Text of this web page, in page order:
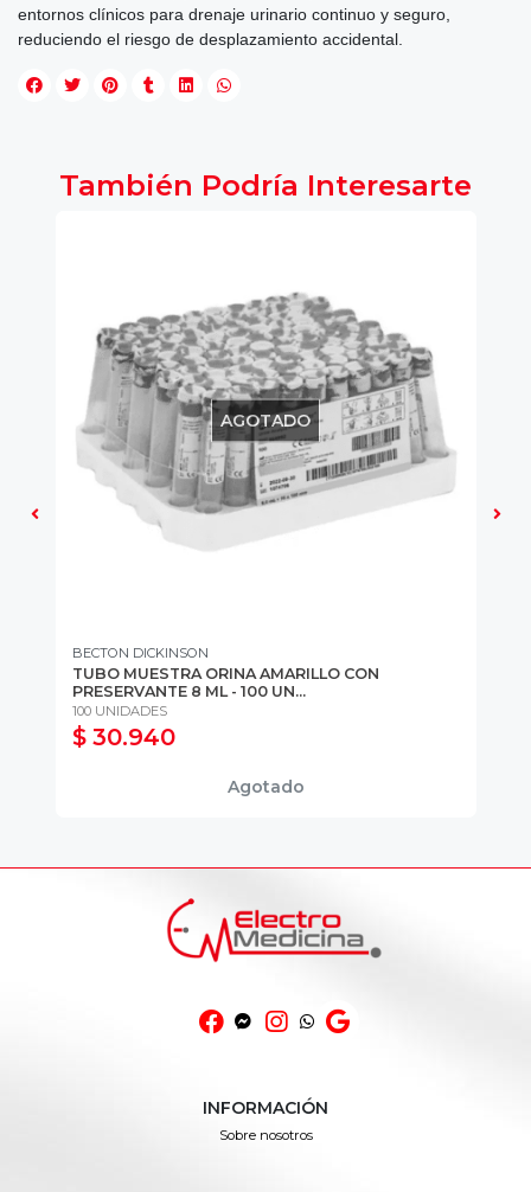
entornos clínicos para drenaje urinario continuo y seguro,
reduciendo el riesgo de desplazamiento accidental.
También Podría Interesarte
AGOTADO
BECTON DICKINSON
TUBO MUESTRA ORINA AMARILLO CON
PRESERVANTE 8 ML - 100 UN...
100 UNIDADES
$ 30.940
Agotado
INFORMACIÓN
Sobre nosotros